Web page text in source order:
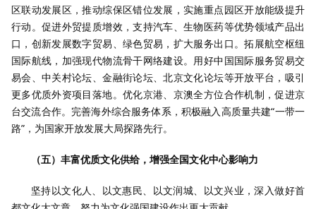
区联动发展区，推动综保区错位发展，实施重点园区开放能级提升
行动。促进外贸提质增效，支持汽车、生物医药等优势领域产品出
口，创新发展数字贸易、绿色贸易，扩大服务出口。拓展航空枢纽
国际航线，加强现代物流骨干网络建设。用好中国国际服务贸易交
易会、中关村论坛、金融街论坛、北京文化论坛等开放平台，吸引
更多优质外资项目落地。优化京港、京澳全方位合作机制，促进京
台交流合作。完善海外综合服务体系，积极融入高质量共建“一带一
路”，为国家开放发展大局探路先行。
（五）丰富优质文化供给，增强全国文化中心影响力
坚持以文化人、以文惠民、以文润城、以文兴业，深入做好首